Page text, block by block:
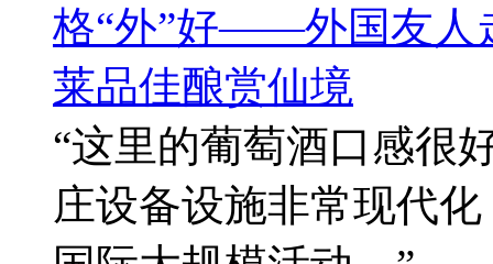
“这里的葡萄酒口感很
庄设备设施非常现代